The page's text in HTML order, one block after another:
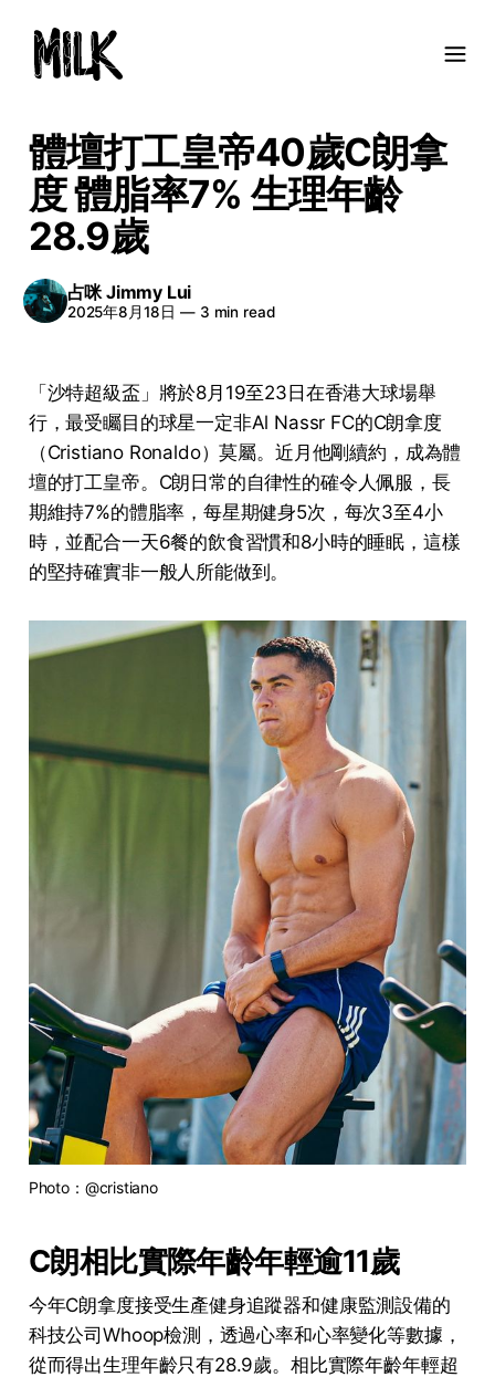
體壇打工皇帝40歲C朗拿
度 體脂率7% 生理年齡
28.9歲
占咪 Jimmy Lui
2025年8月18日 —3 min read
「沙特超級盃」將於8月19至23日在香港大球場舉
行，最受矚目的球星一定非Al Nassr FC的C朗拿度
（Cristiano Ronaldo）莫屬。近月他剛續約，成為體
壇的打工皇帝。C朗日常的自律性的確令人佩服，長
期維持7%的體脂率，每星期健身5次，每次3至4小
時，並配合一天6餐的飲食習慣和8小時的睡眠，這樣
的堅持確實非一般人所能做到。
Photo：@cristiano
C朗相比實際年齡年輕逾11歲
今年C朗拿度接受生產健身追蹤器和健康監測設備的
科技公司Whoop檢測，透過心率和心率變化等數據，
從而得出生理年齡只有28.9歲。相比實際年齡年輕超